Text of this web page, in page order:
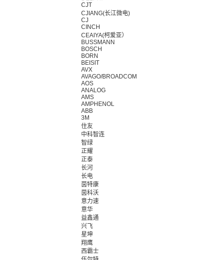
CJT
CJIANG(长江微电)
CJ
CINCH
CEAIYA(柯爱亚）
BUSSMANN
BOSCH
BORN
BEISIT
AVX
AVAGO/BROADCOM
AOS
ANALOG
AMS
AMPHENOL
ABB
3M
住友
中科智连
智绿
正耀
正泰
长河
长电
茵特康
茵科沃
意力速
意华
益鑫通
兴飞
星坤
翔鹰
西霸士